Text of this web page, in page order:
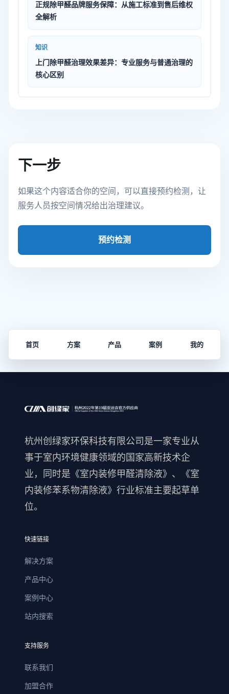
正规除甲醛品牌服务保障：从施工标准到售后维权
全解析
知识
上门除甲醛治理效果差异：专业服务与普通治理的
核心区别
下一步
如果这个内容适合你的空间，可以直接预约检测，让
服务人员按空间情况给出治理建议。
预约检测
首页 方案 产品 案例 我的
杭州创绿家环保科技有限公司是一家专业从
事于室内环境健康领域的国家高新技术企
业，同时是《室内装修甲醛清除液》、《室
内装修苯系物清除液》行业标准主要起草单
位。
快速链接
解决方案
产品中心
案例中心
站内搜索
支持服务
联系我们
加盟合作